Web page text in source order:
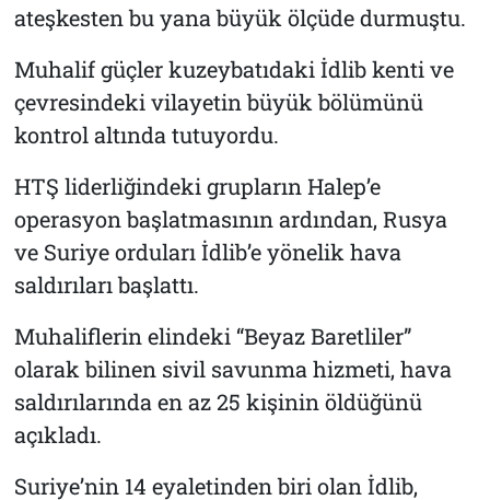
ateşkesten bu yana büyük ölçüde durmuştu.
Muhalif güçler kuzeybatıdaki İdlib kenti ve
çevresindeki vilayetin büyük bölümünü
kontrol altında tutuyordu.
HTŞ liderliğindeki grupların Halep’e
operasyon başlatmasının ardından, Rusya
ve Suriye orduları İdlib’e yönelik hava
saldırıları başlattı.
Muhaliflerin elindeki “Beyaz Baretliler”
olarak bilinen sivil savunma hizmeti, hava
saldırılarında en az 25 kişinin öldüğünü
açıkladı.
Suriye’nin 14 eyaletinden biri olan İdlib,